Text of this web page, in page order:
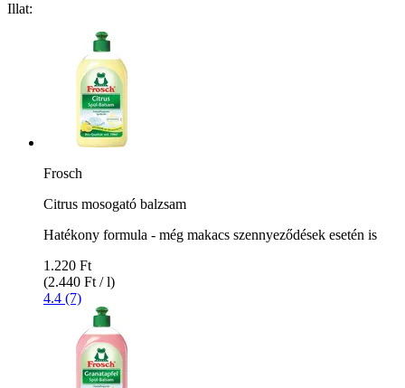
Illat:
Frosch
Citrus mosogató balzsam
Hatékony formula - még makacs szennyeződések esetén is
1.220 Ft
(2.440 Ft / l)
4.4 (7)